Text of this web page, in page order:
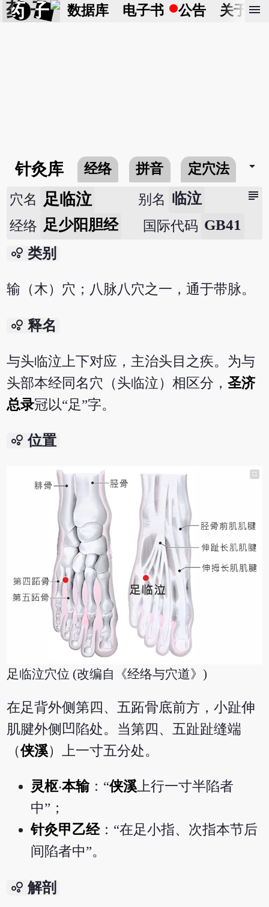
药 子 数据库 电子书 公告 关于 menu
针灸库 经络 拼音 定穴法 arrow_drop_down
subject
穴名 足临泣 别名 临泣
经络 足少阳胆经 国际代码 GB41
bubble_chart 类别
输（木）穴；八脉八穴之一，通于带脉。
bubble_chart 释名
与头临泣上下对应，主治头目之疾。为与
头部本经同名穴（头临泣）相区分，圣济
总录冠以“足”字。
bubble_chart 位置
足临泣穴位 (改编自《经络与穴道》)
在足背外侧第四、五跖骨底前方，小趾伸
肌腱外侧凹陷处。当第四、五趾趾缝端
（侠溪）上一寸五分处。
灵枢‧本输：“侠溪上行一寸半陷者
中”；
针灸甲乙经：“在足小指、次指本节后
间陷者中”。
bubble_chart 解剖